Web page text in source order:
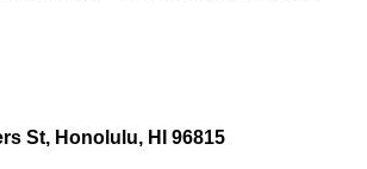
St, Honolulu, HI 96815